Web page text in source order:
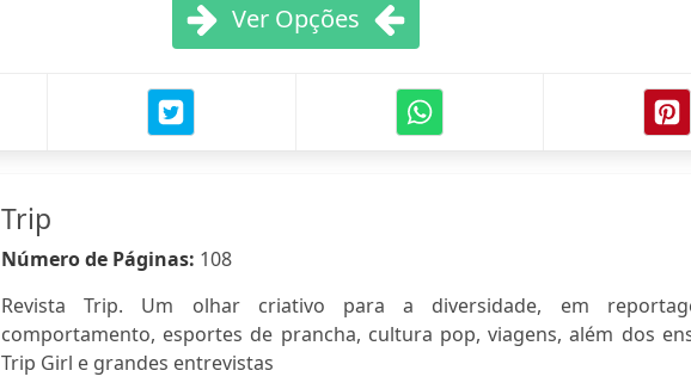
Ver Opções
Trip
Número de Páginas: 108
Revista Trip. Um olhar criativo para a diversidade, em
comportamento, esportes de prancha, cultura pop, viagens, além dos
Trip Girl e grandes entrevistas